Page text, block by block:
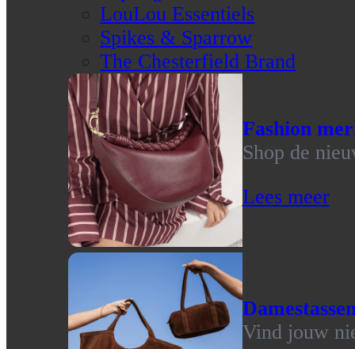
LouLou Essentiels
Spikes & Sparrow
The Chesterfield Brand
Fashion
Shop de
Lees meer
Vind jouw